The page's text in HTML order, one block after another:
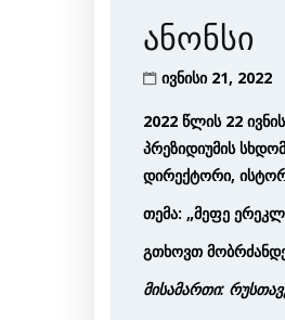
ანონსი
ივნისი 21, 2022
2022 წლის 22
პრეზიდიუმის
დირექტორი,
თემა: „მეფე
გთხოვთ
მისამართი: